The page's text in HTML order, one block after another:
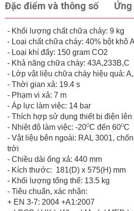
Đặc điểm và thông số
- Khối lượng chất chữa cháy: 9 kg
- Loại chất chữa cháy: 40% bột khô
- Loại khí đẩy: 150 gram CO2
- Khả năng chữa cháy: 43A,233B,C
- Lớp vật liệu chữa cháy hiệu quả:
- Thời gian xả: 19.4 s
- Phạm vi xả: 7 m
- Áp lực làm việc: 14 bar
- Thích hợp sử dụng thiết bị điện lên
- Nhiệt độ làm việc: -20oC đến 60oC
- Vật liệu bên ngoài: RAL 3001,
trời
- Chiều dài ống xả: 440 mm
- Kích thước: 181(D) x 575(H) mm
- Khối lượng tổng thể: 13.5 kg
- Tiêu chuẩn, xác nhận:
+ EN 3-7: 2004 +A1:2007